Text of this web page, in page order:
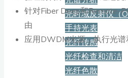
光时域反射仪（
手持光表
光纤传感
光纤检查和清洁
光纤色散
针对Fiber Deep和Remote-
由
应用DWDM光源，执行光